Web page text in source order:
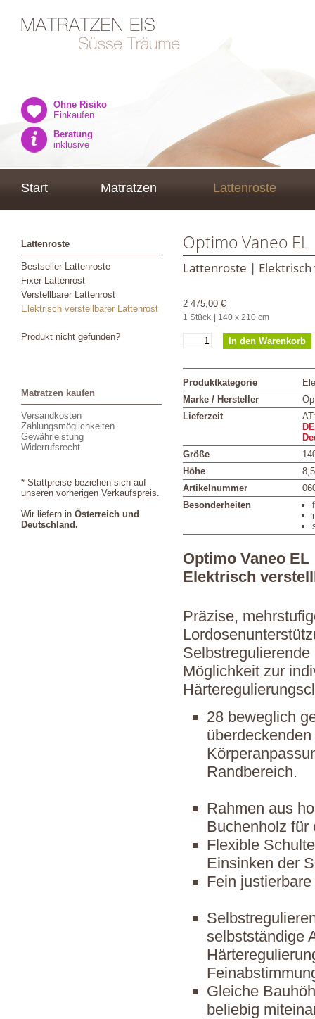
Ohne Risiko
Einkaufen
Beratung
inklusive
Start Matratzen Lattenroste
Lattenroste
Bestseller Lattenroste
Fixer Lattenrost
Verstellbarer Lattenrost
Elektrisch verstellbarer Lattenrost
Produkt nicht gefunden?
Matratzen kaufen
Versandkosten
Zahlungsmöglichkeiten
Gewährleistung
Widerrufsrecht
* Stattpreise beziehen sich auf
unseren vorherigen Verkaufspreis.
Wir liefern in Österreich und
Deutschland.
Optimo Vaneo
Lattenroste |
2 475,00 €
1 Stück | 140 x 210 cm
Produktkategorie
Marke / Hersteller
Lieferzeit
Größe
Höhe
Artikelnummer
Besonderheiten
Optimo Vaneo EL
Elektrisch
Präzise,
Möglichkeit zur
28 beweglich
Randbereich.
Rahmen aus
Buchenholz für
Flexible
Einsinken der
Fein
selbstständige
Gleiche
beliebig